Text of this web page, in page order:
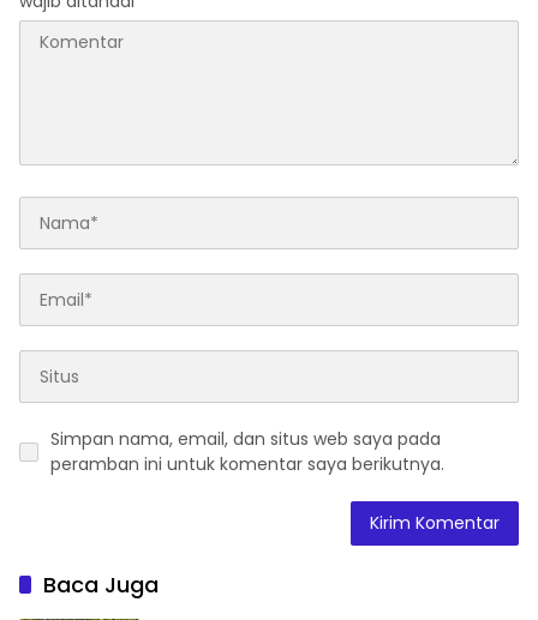
Simpan nama, email, dan situs web saya pada
peramban ini untuk komentar saya berikutnya.
Baca Juga